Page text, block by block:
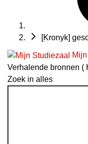
[Kronyk]
Verhalende bronnen (
Zoek in alles